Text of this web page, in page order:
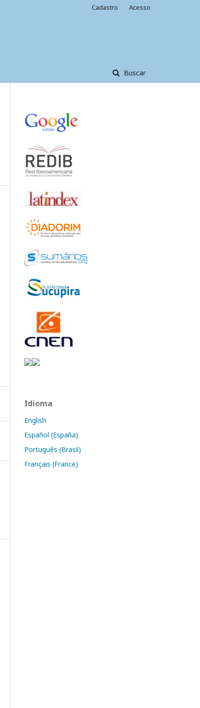
Buscar
Cadastro Acesso
Idioma
English
Español (España)
Português (Brasil)
Français (France)